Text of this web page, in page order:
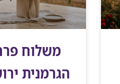
משלוח
הגרמנית